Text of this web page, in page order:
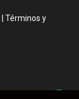
|Términos y